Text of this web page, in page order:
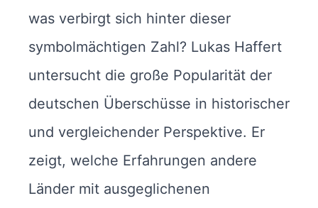
was verbirgt sich hinter dieser
symbolmächtigen Zahl? Lukas Haffert
untersucht die große Popularität der
deutschen Überschüsse in historischer
und vergleichender Perspektive. Er
zeigt, welche Erfahrungen andere
Länder mit ausgeglichenen